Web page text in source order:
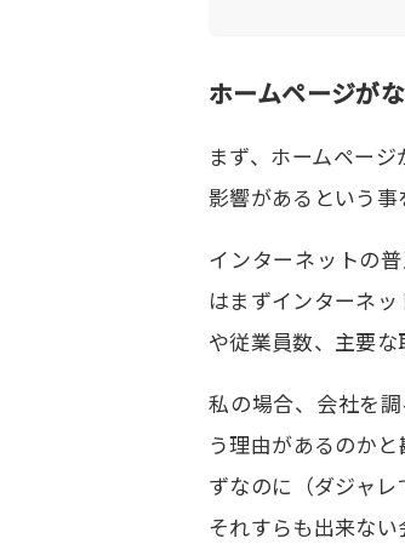
ホームページが
まず、ホームペー
影響があるという事
インターネットの
はまずインターネ
や従業員数、主要な
私の場合、会社を
う理由があるのか
ずなのに（ダジャ
それすらも出来ない